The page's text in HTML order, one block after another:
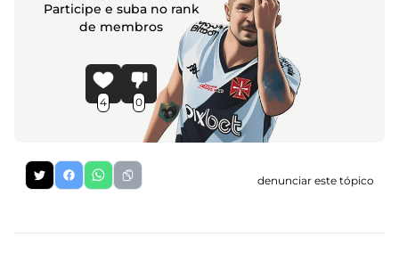
Participe e suba no rank
de membros
4 0
denunciar este tópico